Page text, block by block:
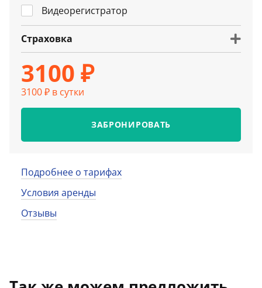
Видеорегистратор
Страховка
3100 ₽
3100 ₽ в сутки
ЗАБРОНИРОВАТЬ
Подробнее о тарифах
Условия аренды
Отзывы